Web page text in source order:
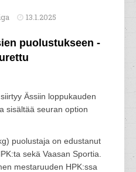
13.1.2025
puolustukseen -
siirtyy Ässiin loppukauden
sisältää seuran option
puolustaja on edustanut
sekä Vaasan Sportia.
mestaruuden HPK:ssa